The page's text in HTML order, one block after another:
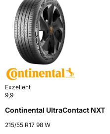
Exzellent
9,9
Continental UltraContact NXT
215/55 R17 98 W